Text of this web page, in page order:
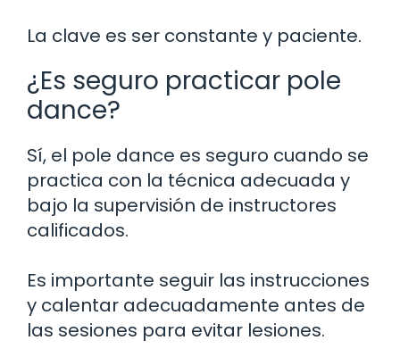
La clave es ser constante y paciente.
¿Es seguro practicar pole
dance?
Sí, el pole dance es seguro cuando se
practica con la técnica adecuada y
bajo la supervisión de instructores
calificados.
Es importante seguir las instrucciones
y calentar adecuadamente antes de
las sesiones para evitar lesiones.